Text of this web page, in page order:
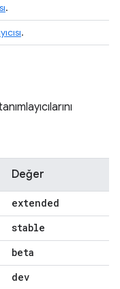
.
.
Değer
extended
stable
beta
dev